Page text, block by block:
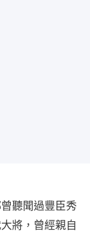
聽聞過豐臣秀
將，曾經親自